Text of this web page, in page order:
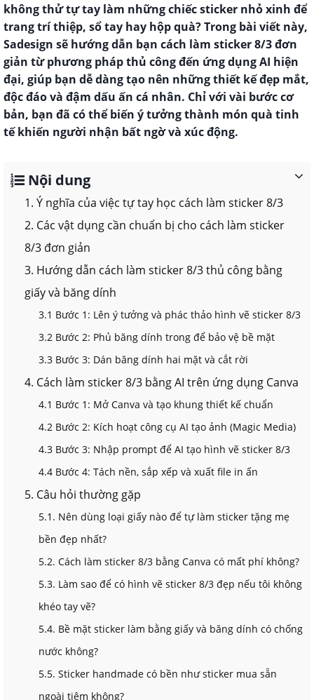
không thử tự tay làm những chiếc sticker nhỏ xinh để
trang trí thiệp, sổ tay hay hộp quà? Trong bài viết này,
Sadesign sẽ hướng dẫn bạn cách làm sticker 8/3 đơn
giản từ phương pháp thủ công đến ứng dụng AI hiện
đại, giúp bạn dễ dàng tạo nên những thiết kế đẹp mắt,
độc đáo và đậm dấu ấn cá nhân. Chỉ với vài bước cơ
bản, bạn đã có thể biến ý tưởng thành món quà tinh
tế khiến người nhận bất ngờ và xúc động.
Nội dung
1. Ý nghĩa của việc tự tay học cách làm sticker 8/3
2. Các vật dụng cần chuẩn bị cho cách làm sticker
8/3 đơn giản
3. Hướng dẫn cách làm sticker 8/3 thủ công bằng
giấy và băng dính
3.1 Bước 1: Lên ý tưởng và phác thảo hình vẽ sticker 8/3
3.2 Bước 2: Phủ băng dính trong để bảo vệ bề mặt
3.3 Bước 3: Dán băng dính hai mặt và cắt rời
4. Cách làm sticker 8/3 bằng AI trên ứng dụng Canva
4.1 Bước 1: Mở Canva và tạo khung thiết kế chuẩn
4.2 Bước 2: Kích hoạt công cụ AI tạo ảnh (Magic Media)
4.3 Bước 3: Nhập prompt để AI tạo hình vẽ sticker 8/3
4.4 Bước 4: Tách nền, sắp xếp và xuất file in ấn
5. Câu hỏi thường gặp
5.1. Nên dùng loại giấy nào để tự làm sticker tặng mẹ
bền đẹp nhất?
5.2. Cách làm sticker 8/3 bằng Canva có mất phí không?
5.3. Làm sao để có hình vẽ sticker 8/3 đẹp nếu tôi không
khéo tay vẽ?
5.4. Bề mặt sticker làm bằng giấy và băng dính có chống
nước không?
5.5. Sticker handmade có bền như sticker mua sẵn
ngoài tiệm không?